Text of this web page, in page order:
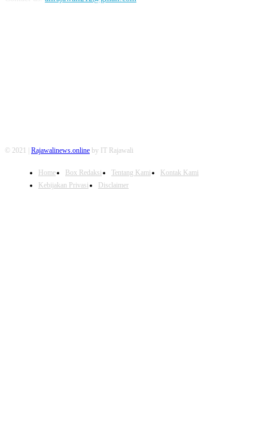
© 2021 | Rajawalinews.online by IT Rajawali
Home Box Redaksi Tentang Kami
Kontak Kami
Kebijakan Privasi
Disclaimer